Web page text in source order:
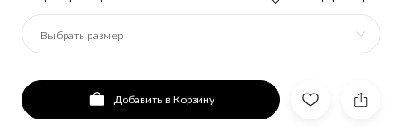
Выбрать размер
Добавить в Корзину